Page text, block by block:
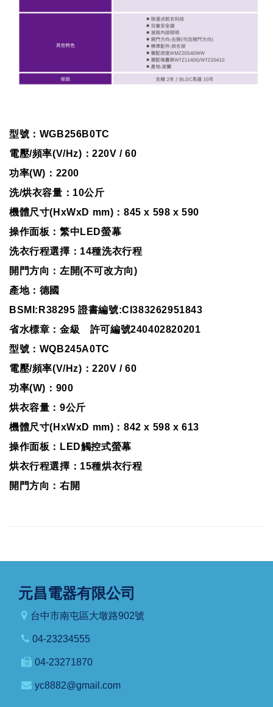
型號：WGB256B0TC
電壓/頻率(V/Hz)：220V / 60
功率(W)：2200
洗/烘衣容量：10公斤
機體尺寸(HxWxD mm)：845 x 598 x 590
操作面板：繁中LED螢幕
洗衣行程選擇：14種洗衣行程
開門方向：左開(不可改方向)
產地：德國
BSMI:R38295 證書編號:CI383262951843
省水標章：金級 許可編號240402820201
型號：WQB245A0TC
電壓/頻率(V/Hz)：220V / 60
功率(W)：900
烘衣容量：9公斤
機體尺寸(HxWxD mm)：842 x 598 x 613
操作面板：LED觸控式螢幕
烘衣行程選擇：15種烘衣行程
開門方向：右開
元昌電器有限公司
台中市南屯區大墩路902號
04-23234555
04-23271870
yc8882@gmail.com